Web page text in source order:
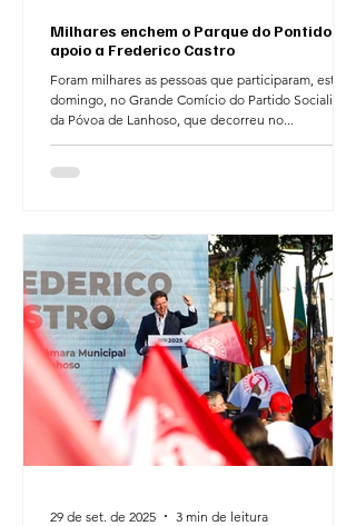
Milhares enchem o Parque do Pontido em
apoio a Frederico Castro
Foram milhares as pessoas que participaram, este
domingo, no Grande Comício do Partido Socialista
da Póvoa de Lanhoso, que decorreu no...
29 de set. de 2025 3 min de leitura